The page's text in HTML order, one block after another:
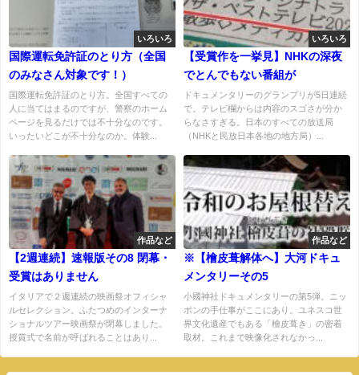
いろいろ
国際運転免許証のとり方（全国
のみなさん対象です！）
国際運転免許証のとり方。全国すべての
人に当てはまるのですが、警察のホーム
ページを見るだけでは不十分なのです。
いったいどこが不十分なのか。体験...
いろいろ
【受賞作を一挙見】NHKの深夜
でとんでもない番組が
ドキュメンタリーのグランプリが5日連続
で。テレビ欄からは内容のスゴさが分か
らなさすぎる。日本のすべての放送局
（NHKと民放日本各地の地方局）...
作品など
【2週連続】速報版その8 閉幕・
受賞はありません
イタリアで２週連続の映画祭オフィシャ
ルセレクション。ふたつめのインターナ
ショナルツアー映画祭が閉幕しました。
授賞式で名前が呼ばれることはあり...
作品など
※【檜皮葺解体へ】大河ドキュ
メンタリーその5
小國神社ドキュメンタリーの第5弾。ニッ
ポンの手仕事がここにあり。ユネスコ世
界文化遺産でもある「檜皮葺き」の密着
取材。これまで映像化されなかっ...